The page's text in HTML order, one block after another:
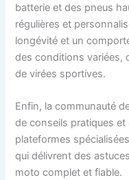
batterie et des pneus
régulières et
longévité et un
des conditions variées,
de virées sportives.
Enfin, la communauté
de conseils pratiques et
plateformes
qui délivrent des
moto complet et fiable.